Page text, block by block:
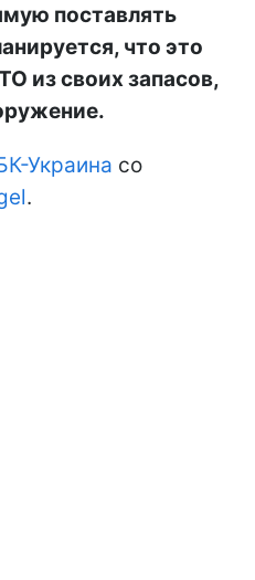
поставлять
что это
из своих запасов,
Украина со
.